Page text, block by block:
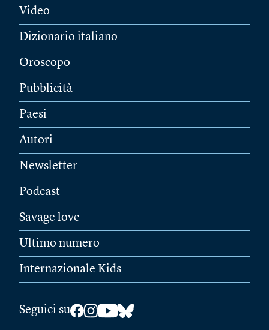
Video
Dizionario italiano
Oroscopo
Pubblicità
Paesi
Autori
Newsletter
Podcast
Savage love
Ultimo numero
Internazionale Kids
Seguici su